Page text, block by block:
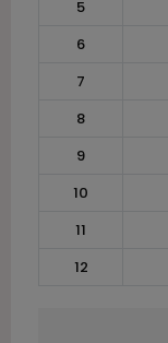
5
6
7
8
9
10
11
12